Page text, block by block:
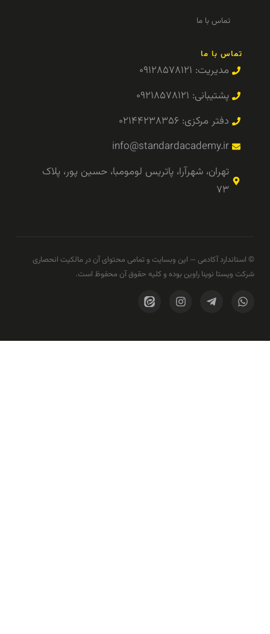
تماس با ما
تماس با ما
مدیریت: ۰۹۱۲۸۵۷۸۱۲۱
پشتیبانی: ۰۹۲۱۸۵۷۸۱۲۱
دفتر مرکزی: ۰۲۱۴۴۲۳۸۳۵۶
info@standardacademy.ir
تهران، شهرآرا، پاتریس لومومبا، حسین پور، پلاک
۷۳
© استاندارد آکادمی — این وبسایت و تمامی محتوای آن در مالکیت انحصاری
شرکت ویستا نوینا راوین بوده و کلیه حقوق آن محفوظ است.